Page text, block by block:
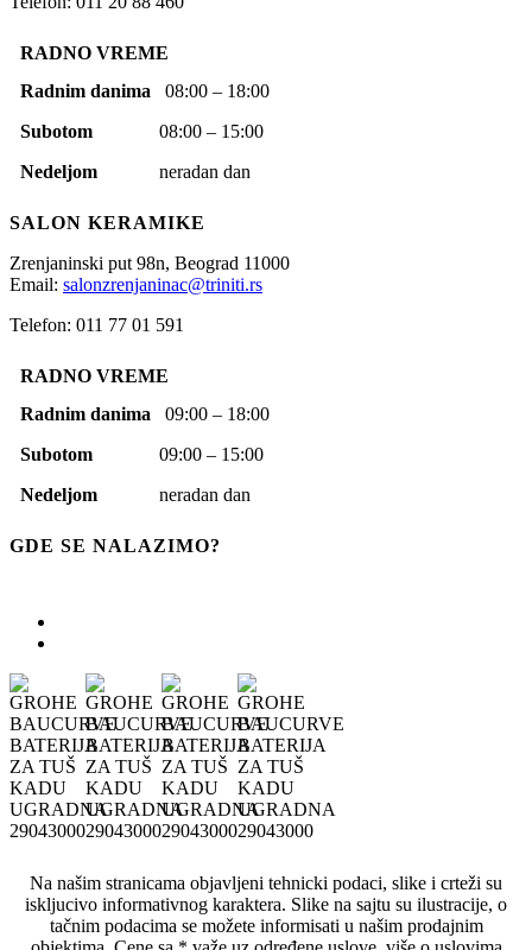
RADNO VREME
Radnim danima 08:00 – 18:00
Subotom 08:00 – 15:00
Nedeljom neradan dan
SALON KERAMIKE
Zrenjaninski put 98n, Beograd 11000
Email: salonzrenjaninac@triniti.rs
Telefon: 011 77 01 591
RADNO VREME
Radnim danima 09:00 – 18:00
Subotom 09:00 – 15:00
Nedeljom neradan dan
GDE SE NALAZIMO?
Na našim stranicama objavljeni tehnicki podaci, slike i crteži su
iskljucivo informativnog karaktera. Slike na sajtu su ilustracije, o
tačnim podacima se možete informisati u našim prodajnim